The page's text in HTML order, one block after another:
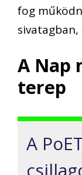
fog
A Nap
terep
A